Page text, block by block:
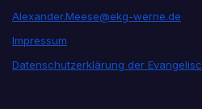
Alexander.Meese@ekg-werne.de
Impressum
Datenschutzerklärung der